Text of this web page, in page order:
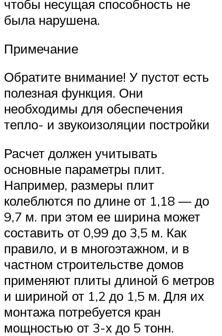
чтобы несущая способность не
была нарушена.
Примечание
Обратите внимание! У пустот есть
полезная функция. Они
необходимы для обеспечения
тепло- и звукоизоляции постройки
Расчет должен учитывать
основные параметры плит.
Например, размеры плит
колеблются по длине от 1,18 — до
9,7 м. при этом ее ширина может
составить от 0,99 до 3,5 м. Как
правило, и в многоэтажном, и в
частном строительстве домов
применяют плиты длиной 6 метров
и шириной от 1,2 до 1,5 м. Для их
монтажа потребуется кран
мощностью от 3-х до 5 тонн.